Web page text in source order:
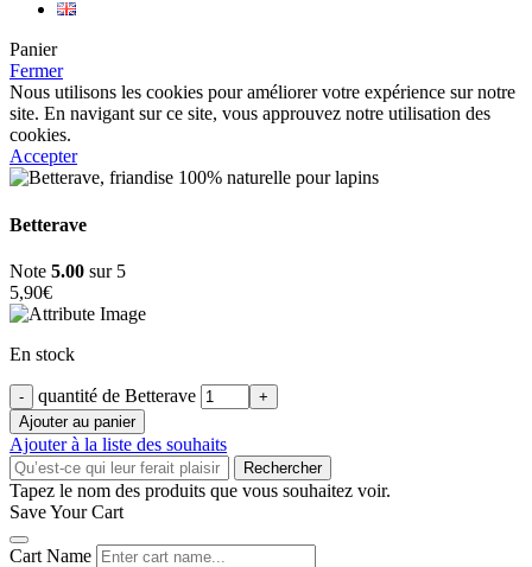
Panier
Fermer
Nous utilisons les cookies pour améliorer votre expérience sur notre
site. En navigant sur ce site, vous approuvez notre utilisation des
cookies.
Accepter
Betterave
Note 5.00 sur 5
5,90€
En stock
quantité de Betterave
Ajouter au panier
Ajouter à la liste des souhaits
Rechercher
Tapez le nom des produits que vous souhaitez voir.
Save Your Cart
Cart Name